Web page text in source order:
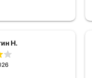
Н.